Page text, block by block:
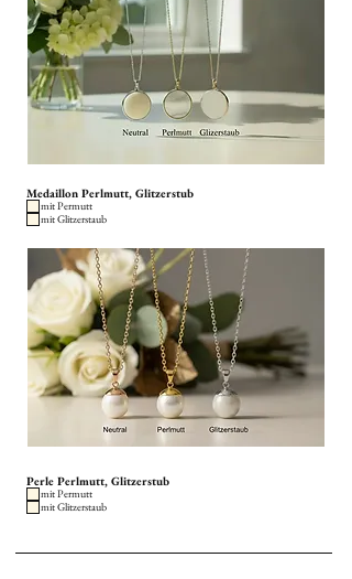
Medaillon Perlmutt, Glitzerstub
mit Permutt
mit Glitzerstaub
Perle Perlmutt, Glitzerstub
mit Permutt
mit Glitzerstaub